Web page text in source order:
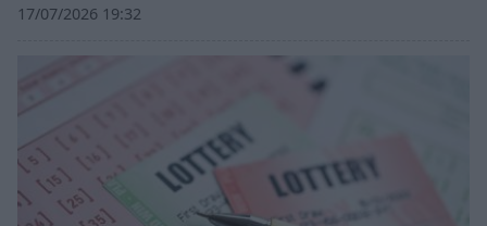
17/07/2026 19:32